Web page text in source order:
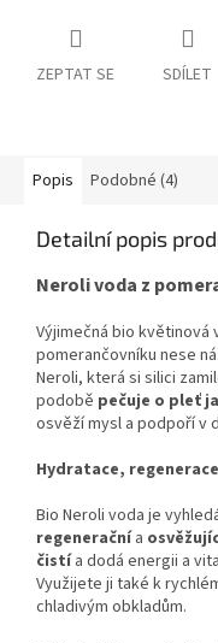
ZEPTAT SE SDÍLET
Popis Podobné (4)
Detailní popis
Neroli voda z
Výjimečná bio květinová
pomerančovníku nese
Neroli, která si silici
podobě pečuje o pleť
osvěží mysl a podpoří v
Hydratace,
Bio Neroli voda je
regenerační a
čistí a dodá energii a
Využijete ji také k
chladivým obkladům.